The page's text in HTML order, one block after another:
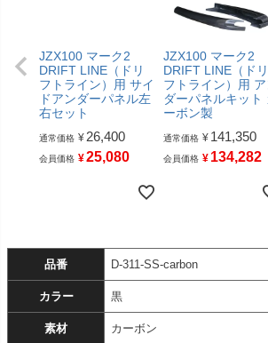
JZX100 マーク2
DRIFT LINE（ドリ
フトライン）用 サイ
ドアンダーパネル左
右セット
通常価格 ¥ 26,400
会員価格 ¥25,080
JZX100 マーク2
DRIFT LINE（ドリ
フトライン）用 ア
ダーパネルキット
ーボン製
通常価格 ¥ 141,350
会員価格 ¥ 134,282
品番 D-311-SS-carbon
カラー 黒
素材 カーボン